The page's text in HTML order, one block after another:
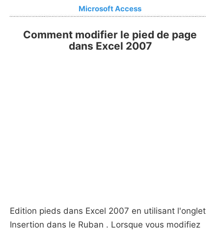
Microsoft Access
Comment modifier le pied de page
dans Excel 2007
Edition pieds dans Excel 2007 en utilisant l'onglet
Insertion dans le Ruban . Lorsque vous modifiez